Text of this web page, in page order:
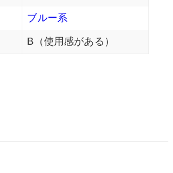
ブルー系
B（使用感がある）